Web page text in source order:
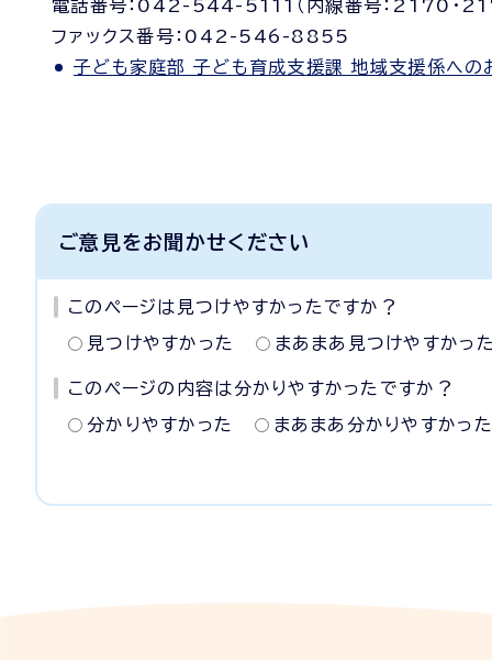
電話番号：042-544-5111（内線番号：2170・
ファックス番号：042-546-8855
子ども家庭部 子ども育成支援課 地域支援係への
ご意見をお聞かせください
このページは見つけやすかったですか？
見つけやすかった まあまあ見つけやすかっ
このページの内容は分かりやすかったですか？
分かりやすかった まあまあ分かりやすかった